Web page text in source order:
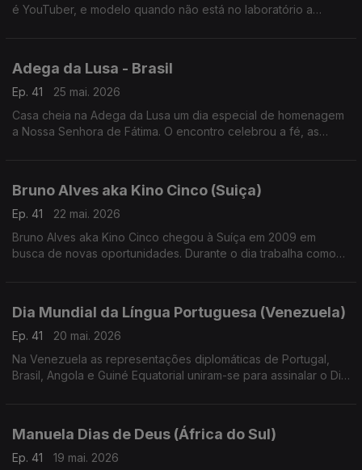
é YouTuber, e modelo quando não está no laboratório a
Adega da Lusa - Brasil
Ep. 41
25 mai. 2026
Casa cheia na Adega da Lusa um dia especial de homenagem
a Nossa Senhora de Fátima. O encontro celebrou a fé, as
Bruno Alves aka Kino Cinco (Suiça)
Ep. 41
22 mai. 2026
Bruno Alves aka Kino Cinco chegou à Suíça em 2009 em
busca de novas oportunidades. Durante o dia trabalha como
Dia Mundial da Língua Portuguesa (Venezuela)
Ep. 41
20 mai. 2026
Na Venezuela as representações diplomáticas de Portugal,
Brasil, Angola e Guiné Equatorial uniram-se para assinalar o Dia
Manuela Dias de Deus (África do Sul)
Ep. 41
19 mai. 2026